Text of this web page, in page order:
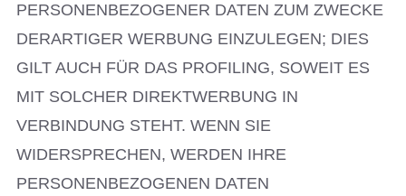
PERSONENBEZOGENER DATEN ZUM ZWECKE
DERARTIGER WERBUNG EINZULEGEN; DIES
GILT AUCH FÜR DAS PROFILING, SOWEIT ES
MIT SOLCHER DIREKTWERBUNG IN
VERBINDUNG STEHT. WENN SIE
WIDERSPRECHEN, WERDEN IHRE
PERSONENBEZOGENEN DATEN